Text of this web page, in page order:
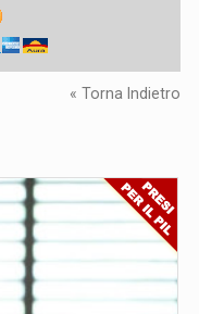
« Torna Indietro